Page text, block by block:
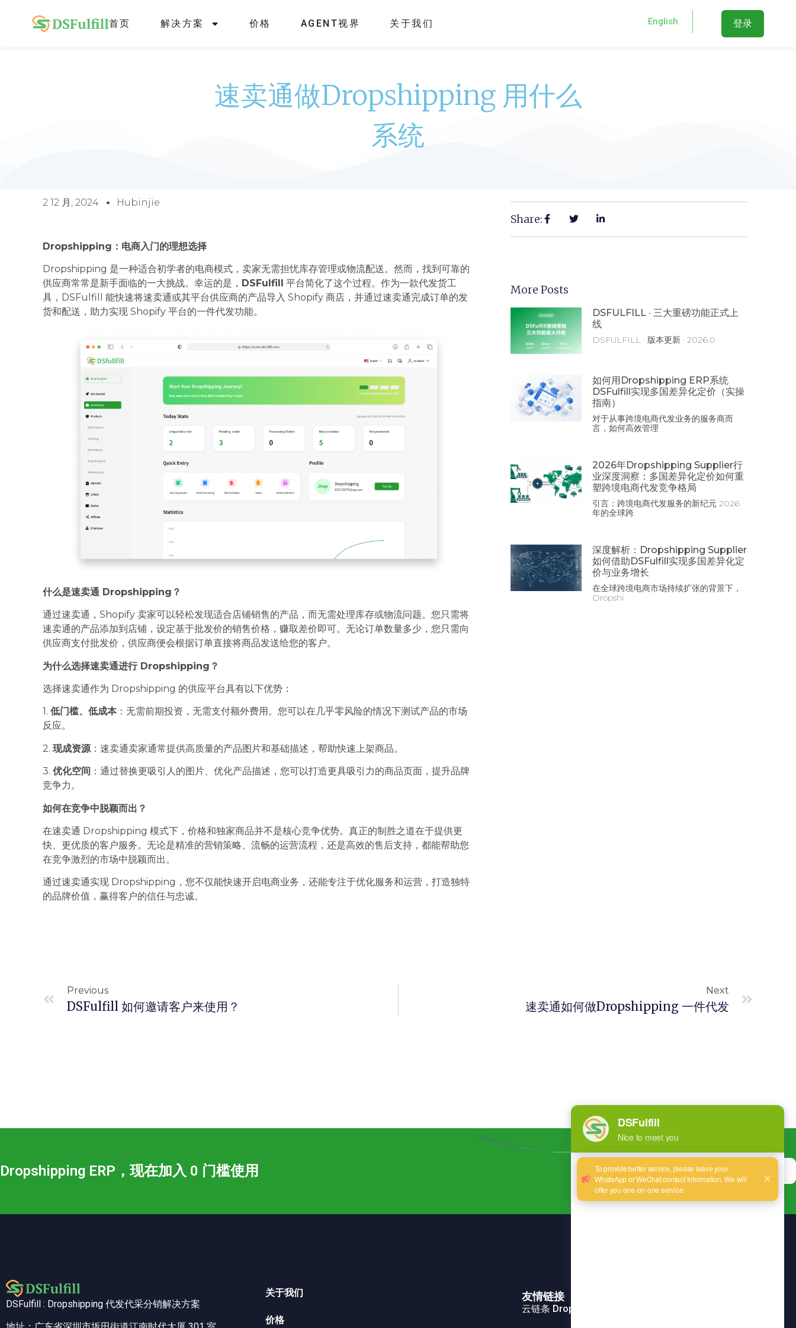
首页 解决方案 价格 AGENT视界 关于我们 English 登录
速卖通做Dropshipping 用什么
系统
2 12 月, 2024 Hubinjie
Dropshipping：电商入门的理想选择
Dropshipping 是一种适合初学者的电商模式，卖家无需担忧库存管理或物流配送。然而，找到可靠的
供应商常常是新手面临的一大挑战。幸运的是， DSFulfill
平台简化了这个过程。作为一款代发货工
具，DSFulfill 能快速将速卖通或其平台供应商的产品导入 Shopify 商店，并通过速卖通完成订单的发
货和配送，助力实现 Shopify 平台的一件代发功能。
什么是速卖通 Dropshipping？
通过速卖通，Shopify 卖家可以轻松发现适合店铺销售的产品，而无需处理库存或物流问题。您只需将
速卖通的产品添加到店铺，设定基于批发价的销售价格，赚取差价即可。无论订单数量多少，您只需向
供应商支付批发价，供应商便会根据订单直接将商品发送给您的客户。
为什么选择速卖通进行 Dropshipping？
选择速卖通作为 Dropshipping 的供应平台具有以下优势：
1. 低门槛、低成本：无需前期投资，无需支付额外费用。您可以在几乎零风险的情况下测试产品的市场
反应。
2. 现成资源 ：速卖通卖家通常提供高质量的产品图片和基础描述，帮助快速上架商品。
3. 优化空间 ：通过替换更吸引人的图片、优化产品描述，您可以打造更具吸引力的商品页面，提升品牌
竞争力。
如何在竞争中脱颖而出？
在速卖通 Dropshipping 模式下，价格和独家商品并不是核心竞争优势。真正的制胜之道在于提供更
快、更优质的客户服务。无论是精准的营销策略、流畅的运营流程，还是高效的售后支持，都能帮助您
在竞争激烈的市场中脱颖而出。
通过速卖通实现 Dropshipping，您不仅能快速开启电商业务，还能专注于优化服务和运营，打造独特
的品牌价值，赢得客户的信任与忠诚。
Share:
More Posts
DSFULFILL · 三大重磅功能正式上
线
DSFULFILL · 版本更新 · 2026.0
如何用Dropshipping ERP系统
DSFulfill实现多国差异化定价（实操
指南）
对于从事跨境电商代发业务的服务商而
言，如何高效管理
2026年Dropshipping Supplier行
业深度洞察：多国差异化定价如何重
塑跨境电商代发竞争格局
引言：跨境电商代发服务的新纪元 2026
年的全球跨
深度解析：Dropshipping Supplier
如何借助DSFulfill实现多国差异化定
价与业务增长
在全球跨境电商市场持续扩张的背景下，
Dropshi
Previous
DSFulfill 如何邀请客户来使用？
Next
速卖通如何做Dropshipping 一件代发
Dropshipping ERP，现在加入 0 门槛使用
DSFulfill : Dropshipping 代发代采分销解决方案
关于我们
价格
友情链接
云链条 Dropshipping 大客户方案